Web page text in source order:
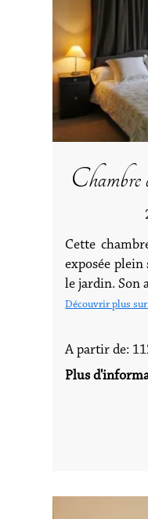
Cette
exposée plein
le jardin. Son
Découvrir plus
A partir de:
Plus